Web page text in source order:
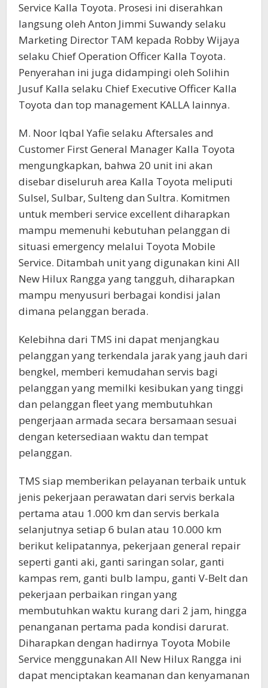
Service Kalla Toyota. Prosesi ini diserahkan
langsung oleh Anton Jimmi Suwandy selaku
Marketing Director TAM kepada Robby Wijaya
selaku Chief Operation Officer Kalla Toyota.
Penyerahan ini juga didampingi oleh Solihin
Jusuf Kalla selaku Chief Executive Officer Kalla
Toyota dan top management KALLA lainnya.
M. Noor Iqbal Yafie selaku Aftersales and
Customer First General Manager Kalla Toyota
mengungkapkan, bahwa 20 unit ini akan
disebar diseluruh area Kalla Toyota meliputi
Sulsel, Sulbar, Sulteng dan Sultra. Komitmen
untuk memberi service excellent diharapkan
mampu memenuhi kebutuhan pelanggan di
situasi emergency melalui Toyota Mobile
Service. Ditambah unit yang digunakan kini All
New Hilux Rangga yang tangguh, diharapkan
mampu menyusuri berbagai kondisi jalan
dimana pelanggan berada.
Kelebihna dari TMS ini dapat menjangkau
pelanggan yang terkendala jarak yang jauh dari
bengkel, memberi kemudahan servis bagi
pelanggan yang memilki kesibukan yang tinggi
dan pelanggan fleet yang membutuhkan
pengerjaan armada secara bersamaan sesuai
dengan ketersediaan waktu dan tempat
pelanggan.
TMS siap memberikan pelayanan terbaik untuk
jenis pekerjaan perawatan dari servis berkala
pertama atau 1.000 km dan servis berkala
selanjutnya setiap 6 bulan atau 10.000 km
berikut kelipatannya, pekerjaan general repair
seperti ganti aki, ganti saringan solar, ganti
kampas rem, ganti bulb lampu, ganti V-Belt dan
pekerjaan perbaikan ringan yang
membutuhkan waktu kurang dari 2 jam, hingga
penanganan pertama pada kondisi darurat.
Diharapkan dengan hadirnya Toyota Mobile
Service menggunakan All New Hilux Rangga ini
dapat menciptakan keamanan dan kenyamanan